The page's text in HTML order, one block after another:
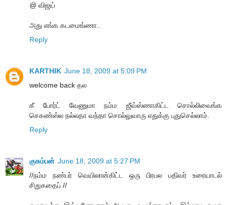
@ விஜய்
அது எங்க கடமைங்ணா..
Reply
KARTHIK June 18, 2009 at 5:09 PM
welcome back தல
கீ போர்ட் வேணுமா நம்ம ஜீவ்ஸ்ணாகிட்ட சொல்லிவைங்க
செகண்ஸ்ல நல்லதா வந்தா சொல்லுவாரு எதுக்கு புதுசெல்லாம்.
Reply
குசும்பன் June 18, 2009 at 5:27 PM
//நம்ம நண்பர் வெயிலான்கிட்ட ஒரு பிரபல பதிவர் உரையாடல்
சிறுகதைப் //